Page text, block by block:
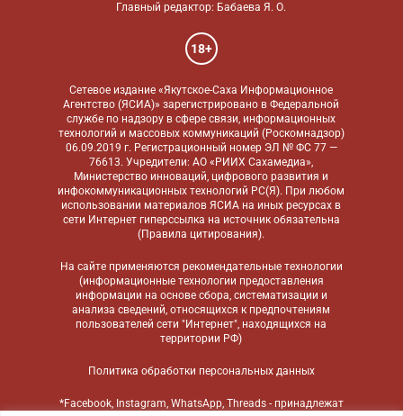
Главный редактор: Бабаева Я. О.
18+
Сетевое издание «Якутское-Саха Информационное
Агентство (ЯСИА)» зарегистрировано в Федеральной
службе по надзору в сфере связи, информационных
технологий и массовых коммуникаций (Роскомнадзор)
06.09.2019 г. Регистрационный номер ЭЛ № ФС 77 —
76613. Учредители: АО «РИИХ Сахамедиа»,
Министерство инноваций, цифрового развития и
инфокоммуникационных технологий РС(Я). При любом
использовании материалов ЯСИА на иных ресурсах в
сети Интернет гиперссылка на источник обязательна
(Правила цитирования).
На сайте применяются рекомендательные технологии
(информационные технологии предоставления
информации на основе сбора, систематизации и
анализа сведений, относящихся к предпочтениям
пользователей сети "Интернет", находящихся на
территории РФ)
Политика обработки персональных данных
*Facebook, Instagram, WhatsApp, Threads - принадлежат